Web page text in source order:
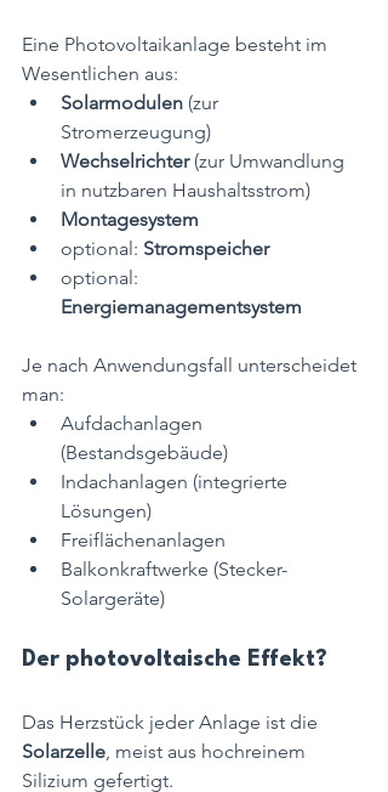
Eine Photovoltaikanlage besteht im
Wesentlichen aus:
Solarmodulen (zur
Stromerzeugung)
Wechselrichter (zur Umwandlung
in nutzbaren Haushaltsstrom)
Montagesystem
optional: Stromspeicher
optional:
Energiemanagementsystem
Je nach Anwendungsfall unterscheidet
man:
Aufdachanlagen
(Bestandsgebäude)
Indachanlagen (integrierte
Lösungen)
Freiflächenanlagen
Balkonkraftwerke (Stecker-
Solargeräte)
Der photovoltaische Effekt?
Das Herzstück jeder Anlage ist die
Solarzelle, meist aus hochreinem
Silizium gefertigt.